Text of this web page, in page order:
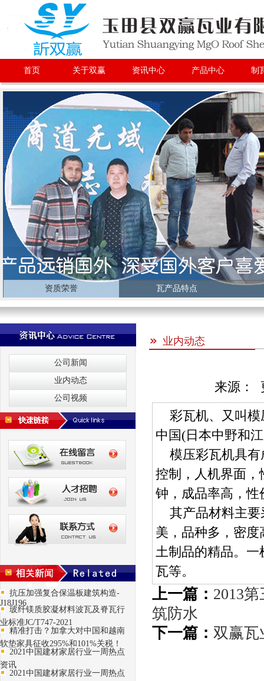
首页 关于双赢 资讯中心 产品中心 制
资质荣誉 瓦产品特点
公司新闻
业内动态
公司视频
抗压加强复合保温板建筑构造-
J18J196
玻纤镁质胶凝材料波瓦及脊瓦行
业标准JC/T747-2021
精准打击？加拿大对中国和越南
软垫家具征收295%和101%关税！
2021中国建材家居行业一周热点
资讯
2021中国建材家居行业一周热点
业内动态
来源：
彩瓦机、又叫
中国(日本中野和
模压彩瓦机具
控制，人机界面
钟，成品率高，性
其产品材料主
美，品种多，密
土制品的精品。
瓦等。
上一篇： 2013
筑防水
下一篇： 双赢瓦